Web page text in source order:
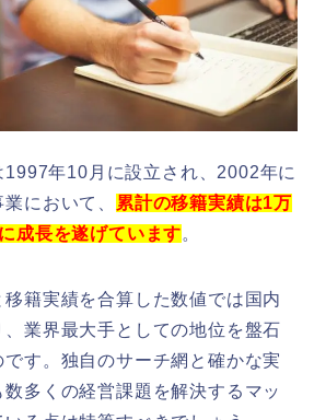
1997年10月に設立され、2002年に
において、
累計の移籍実績は1万
成長を遂げています。
籍実績を合算した数値では国内
業界最大手としての地位を盤石
す。独自のサーチ網と確かな実
多くの経営課題を解決するマッ